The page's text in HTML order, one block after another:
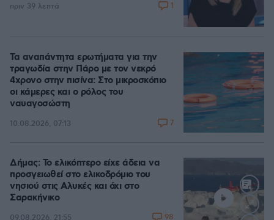
πριν 39 λεπτά 1
Τα αναπάντητα ερωτήματα για την
τραγωδία στην Πάρο με τον νεκρό
4χρονο στην πισίνα: Στο μικροσκόπιο
οι κάμερες και ο ρόλος του
ναυαγοσώστη
10.08.2026, 07:13 7
Δήμας: Το ελικόπτερο είχε άδεια να
προσγειωθεί στο ελικοδρόμιο του
νησιού στις Αλυκές και όχι στο
Σαρακήνικο
09.08.2026, 21:55 98